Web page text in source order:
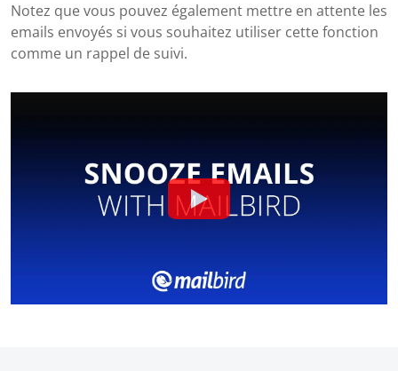
Notez que vous pouvez également mettre en attente les
emails envoyés si vous souhaitez utiliser cette fonction
comme un rappel de suivi.